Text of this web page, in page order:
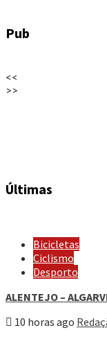
Pub
<<
>>
Últimas
Bicicletas
Ciclismo
Desporto
ALENTEJO –
10 horas ago